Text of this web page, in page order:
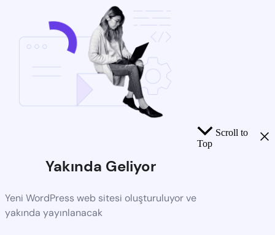
Yakında Geliyor
Yeni WordPress web sitesi oluşturuluyor ve
yakında yayınlanacak
Scroll to
Top